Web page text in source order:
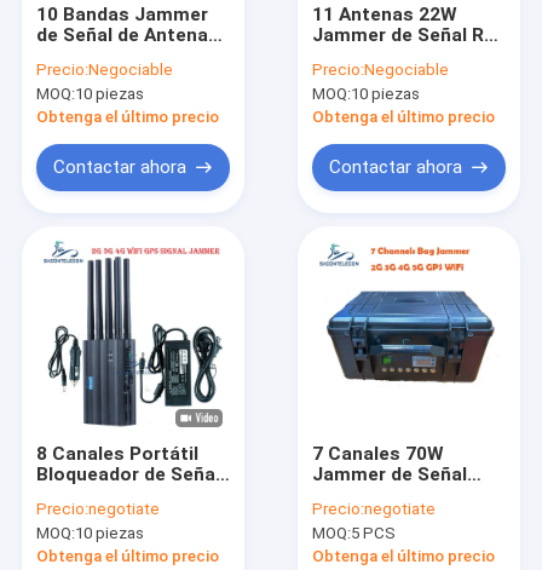
Productos
Los vídeos
Espectáculo de RV
Control de calidad
10 Bandas Jammer
de Señal de Antena
Potencia de Salida de
2W para Uso Escolar
y de Oficina
Precio:Negociable
MOQ:10 piezas
Obtenga el último precio
Contactar ahora
11 Antenas 22W
Jammer de Señal RF
Rango de Bloqueo de
25m para Escuela y
Sala de Conferencias
Precio:Negociable
MOQ:10 piezas
Obtenga el último precio
Contactar ahora
8 Canales Portátil
Bloqueador de Señal
4000mAH y Alcance
de 20m Bloqueador
de Señal GPS WiFi
Precio:negotiate
MOQ:10 piezas
Obtenga el último precio
7 Canales 70W
Jammer de Señal
Rango de 5-30m para
Eventos Seguros
Precio:negotiate
MOQ:5 PCS
Obtenga el último precio